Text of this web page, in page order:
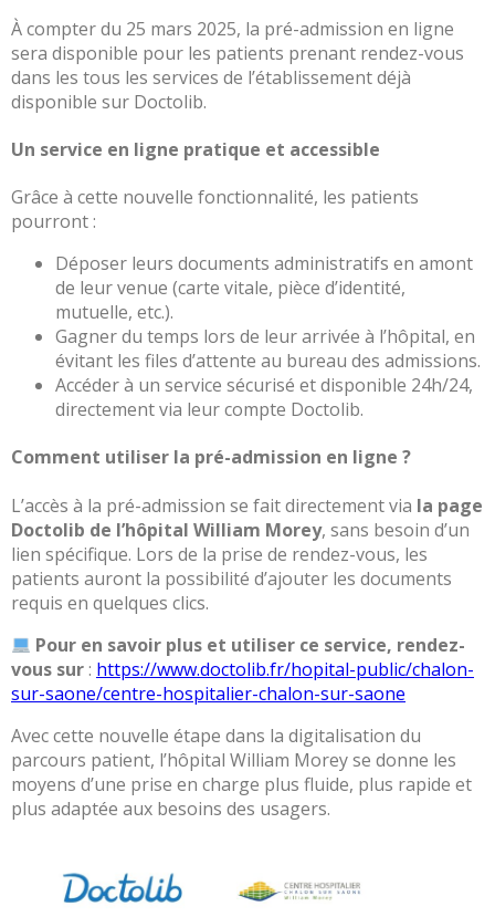
Recherche
clinique
du
CHWM
Amélioration
Continue
Certification
HAS
Démarche
Qualité
Les
indicateurs
qualité
Gestion
risques
Hospitalières
Le
Groupement
Hospitalier
de
Territoire
Le
portail
des
groupements
de
commandes
À compter du 25 mars 2025, la pré-admission en ligne
sera disponible pour les patients prenant rendez-vous
dans les tous les services de l’établissement déjà
disponible sur Doctolib.
Un service en ligne pratique et accessible
Grâce à cette nouvelle fonctionnalité, les patients
pourront :
Déposer leurs documents administratifs en amont
de leur venue (carte vitale, pièce d’identité,
mutuelle, etc.).
Gagner du temps lors de leur arrivée à l’hôpital, en
évitant les files d’attente au bureau des admissions.
Accéder à un service sécurisé et disponible 24h/24,
directement via leur compte Doctolib.
Comment utiliser la pré-admission en ligne ?
L’accès à la pré-admission se fait directement via la page
Doctolib de l’hôpital William Morey, sans besoin d’un
lien spécifique. Lors de la prise de rendez-vous, les
patients auront la possibilité d’ajouter les documents
requis en quelques clics.
Pour en savoir plus et utiliser ce service, rendez-
vous sur: https://www.doctolib.fr/hopital-public/chalon-
sur-saone/centre-hospitalier-chalon-sur-saone
Avec cette nouvelle étape dans la digitalisation du
parcours patient, l’hôpital William Morey se donne les
moyens d’une prise en charge plus fluide, plus rapide et
plus adaptée aux besoins des usagers.